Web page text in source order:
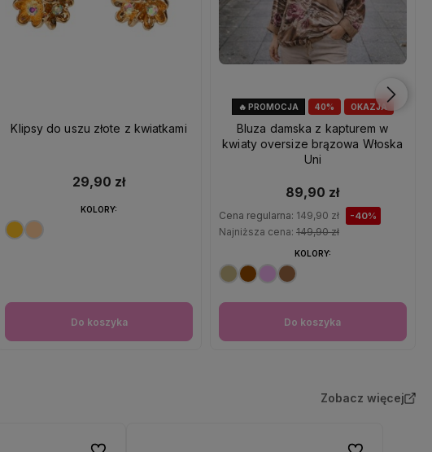
Klipsy do uszu złote z kwiatkami
29,90 zł
Do koszyka
KOLORY:
40% OKAZJA
🔥 PROMOCJA
Bluza damska z kapturem w
kwiaty oversize brązowa Włoska
Uni
89,90 zł
Cena regularna: 149,90 zł -40%
Najniższa cena: 149,90 zł
Do koszyka
KOLORY:
Zobacz więcej